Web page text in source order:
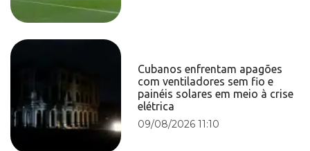
Cubanos enfrentam apagões
com ventiladores sem fio e
painéis solares em meio à crise
elétrica
09/08/2026 11:10